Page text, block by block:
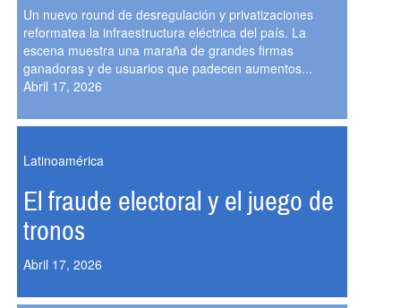
Un nuevo round de desregulación y privatizaciones
reformatea la infraestructura eléctrica del país. La
escena muestra una maraña de grandes firmas
ganadoras y de usuarios que padecen aumentos...
Abril 17, 2026
Latinoamérica
El fraude electoral y el juego de
tronos
Abril 17, 2026